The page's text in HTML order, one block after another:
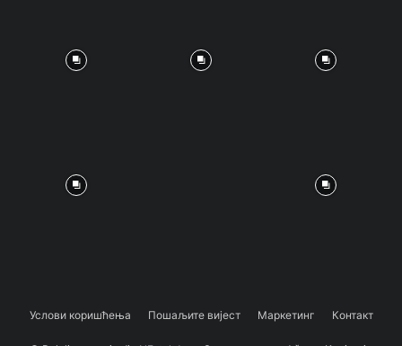
Услови коришћења Пошаљите вијест Маркетинг Контакт